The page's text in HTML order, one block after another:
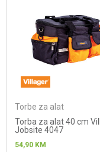
Torbe za alat
Torba za alat 40 cm
Jobsite 4047
54,90 KM